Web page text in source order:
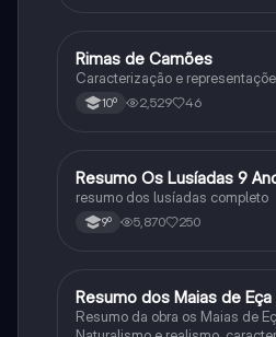
Português
Rimas de Camões
Caracterização e
10º 2,529 46
Português
Resumo Os Lusíadas 9
resumo dos lusíadas completo
9º 5,870 250
Português
Resumo dos Maias de
Resumo da obra os Maias de